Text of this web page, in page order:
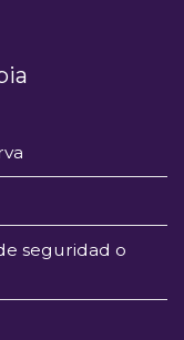
seguridad o